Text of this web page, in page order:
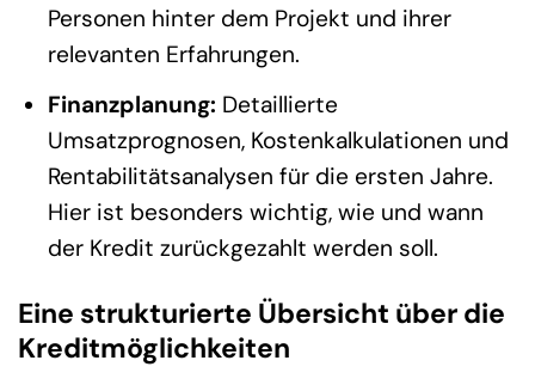
Personen hinter dem Projekt und ihrer
relevanten Erfahrungen.
Finanzplanung: Detaillierte
Umsatzprognosen, Kostenkalkulationen und
Rentabilitätsanalysen für die ersten Jahre.
Hier ist besonders wichtig, wie und wann
der Kredit zurückgezahlt werden soll.
Eine strukturierte Übersicht über die
Kreditmöglichkeiten